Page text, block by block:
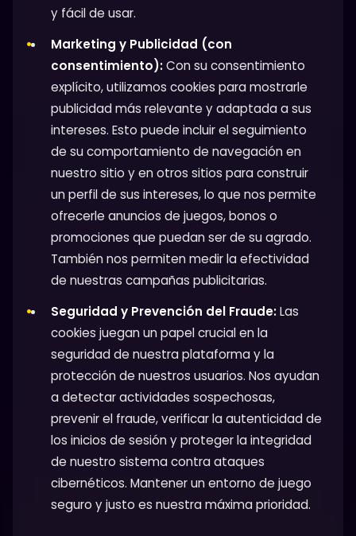
y fácil de usar.
Marketing y Publicidad (con
consentimiento):Con su consentimiento
explícito, utilizamos cookies para mostrarle
publicidad más relevante y adaptada a sus
intereses. Esto puede incluir el seguimiento
de su comportamiento de navegación en
nuestro sitio y en otros sitios para construir
un perfil de sus intereses, lo que nos permite
ofrecerle anuncios de juegos, bonos o
promociones que puedan ser de su agrado.
También nos permiten medir la efectividad
de nuestras campañas publicitarias.
Seguridad y Prevención del Fraude:Las
cookies juegan un papel crucial en la
seguridad de nuestra plataforma y la
protección de nuestros usuarios. Nos ayudan
a detectar actividades sospechosas,
prevenir el fraude, verificar la autenticidad de
los inicios de sesión y proteger la integridad
de nuestro sistema contra ataques
cibernéticos. Mantener un entorno de juego
seguro y justo es nuestra máxima prioridad.